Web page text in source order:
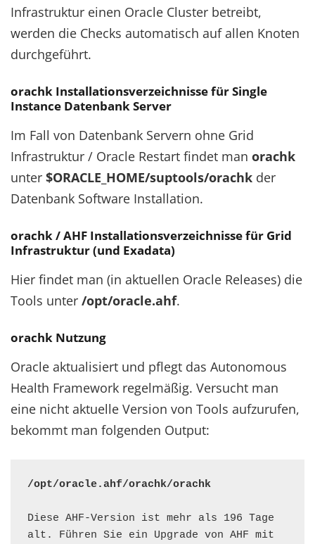
Infrastruktur einen Oracle Cluster betreibt,
werden die Checks automatisch auf allen Knoten
durchgeführt.
orachk Installationsverzeichnisse für Single
Instance Datenbank Server
Im Fall von Datenbank Servern ohne Grid
Infrastruktur / Oracle Restart findet man orachk
unter $ORACLE_HOME/suptools/orachk der
Datenbank Software Installation.
orachk / AHF Installationsverzeichnisse für Grid
Infrastruktur (und Exadata)
Hier findet man (in aktuellen Oracle Releases) die
Tools unter /opt/oracle.ahf.
orachk Nutzung
Oracle aktualisiert und pflegt das Autonomous
Health Framework regelmäßig. Versucht man
eine nicht aktuelle Version von Tools aufzurufen,
bekommt man folgenden Output:
/opt/oracle.ahf/orachk/orachk
Diese AHF-Version ist mehr als 196 Tage
alt. Führen Sie ein Upgrade von AHF mit